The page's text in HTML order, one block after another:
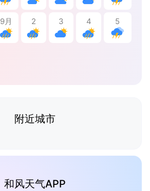
9月 2 3 4 5
附近城市
和风天气APP